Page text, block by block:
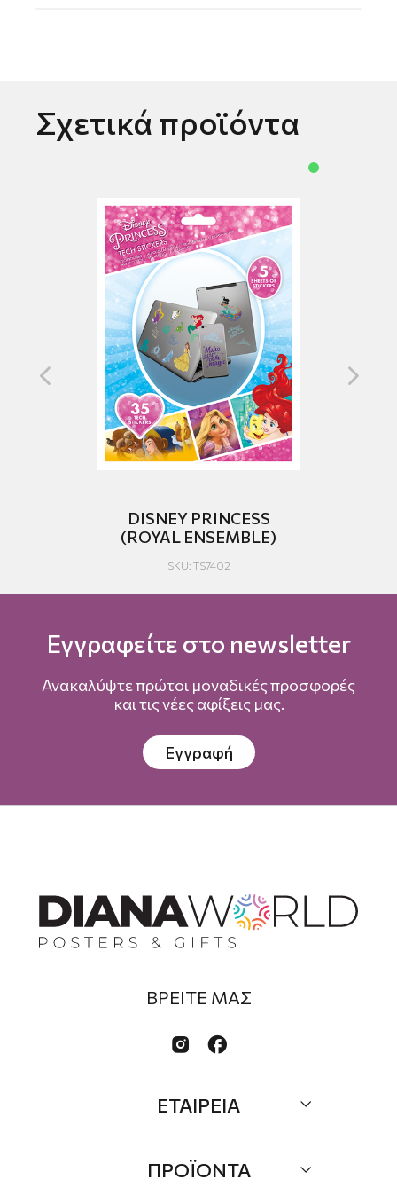
Σχετικά προϊόντα
DISNEY PRINCESS
(ROYAL ENSEMBLE)
SKU: TS7402
Εγγραφείτε στο newsletter
Ανακαλύψτε πρώτοι μοναδικές προσφορές
και τις νέες αφίξεις μας.
Εγγραφή
ΒΡΕΙΤΕ ΜΑΣ
 
ΕΤΑΙΡΕΙΑ
Επικοινωνία
ΠΡΟΪΟΝΤΑ